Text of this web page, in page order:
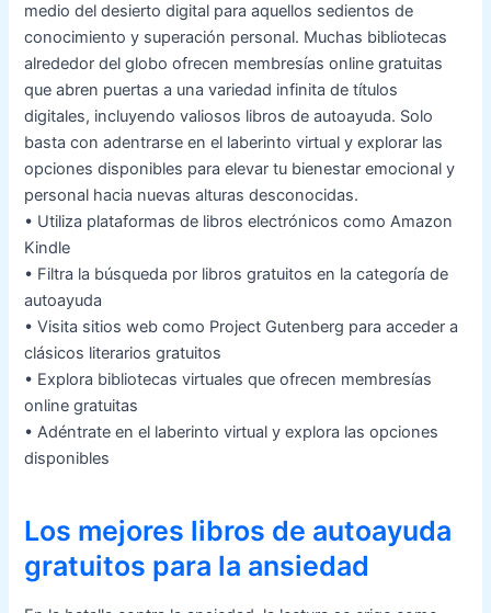
medio del desierto digital para aquellos sedientos de
conocimiento y superación personal. Muchas bibliotecas
alrededor del globo ofrecen membresías online gratuitas
que abren puertas a una variedad infinita de títulos
digitales, incluyendo valiosos libros de autoayuda. Solo
basta con adentrarse en el laberinto virtual y explorar las
opciones disponibles para elevar tu bienestar emocional y
personal hacia nuevas alturas desconocidas.
• Utiliza plataformas de libros electrónicos como Amazon
Kindle
• Filtra la búsqueda por libros gratuitos en la categoría de
autoayuda
• Visita sitios web como Project Gutenberg para acceder a
clásicos literarios gratuitos
• Explora bibliotecas virtuales que ofrecen membresías
online gratuitas
• Adéntrate en el laberinto virtual y explora las opciones
disponibles
Los mejores libros de autoayuda
gratuitos para la ansiedad